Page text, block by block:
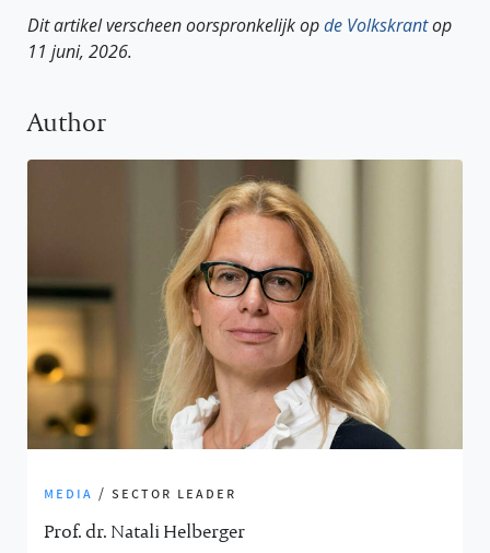
Dit artikel verscheen oorspronkelijk opde Volkskrantop
11 juni, 2026.
Author
media / sector leader
Prof. dr. Natali Helberger